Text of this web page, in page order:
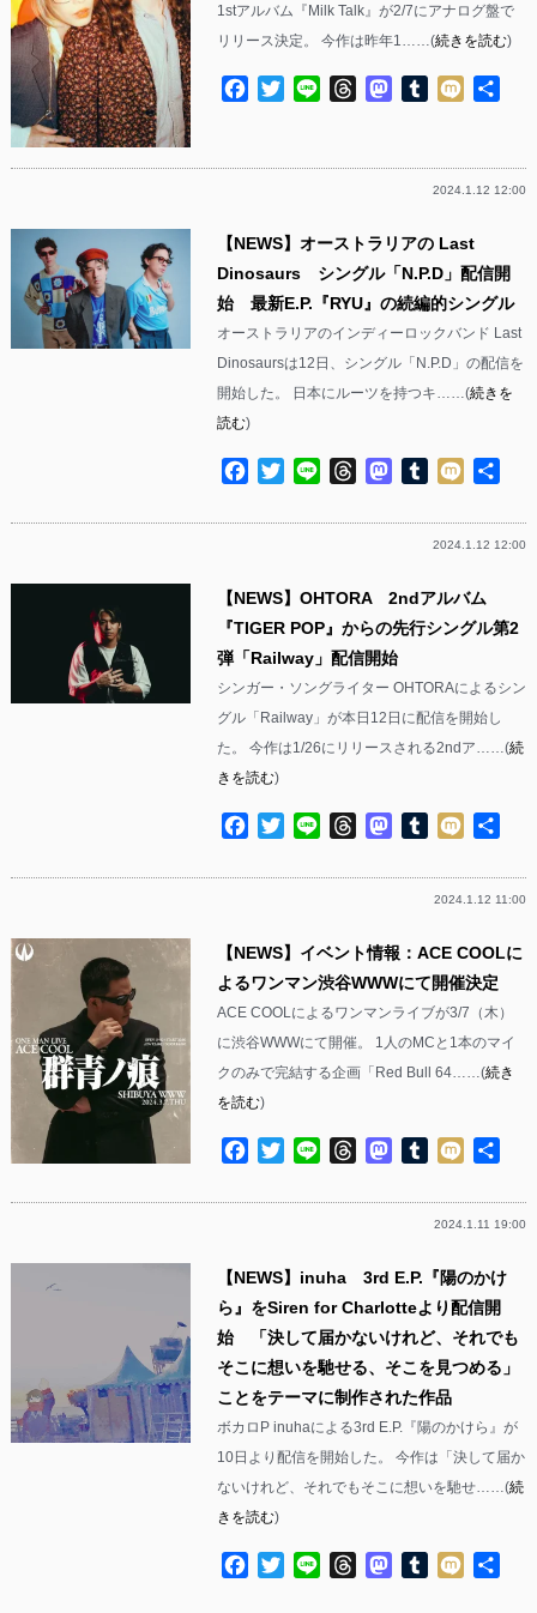
1stアルバム『Milk Talk』が2/7にアナログ盤で
リリース決定。 今作は昨年1……(続きを読む)
Facebook
TwitterLine ThreadsMastodon
Tumblr
Mixi
2024.1.12 12:00
【NEWS】オーストラリアの Last
Dinosaurs シングル「N.P.D」配信開
始 最新E.P.『RYU』の続編的シングル
オーストラリアのインディーロックバンド Last
Dinosaursは12日、シングル「N.P.D」の配信を
開始した。 日本にルーツを持つキ……(続きを
読む)
Facebook
TwitterLine ThreadsMastodon
Tumblr
Mixi
2024.1.12 12:00
【NEWS】OHTORA 2ndアルバム
『TIGER POP』からの先行シングル第2
弾「Railway」配信開始
シンガー・ソングライター OHTORAによるシン
グル「Railway」が本日12日に配信を開始し
た。 今作は1/26にリリースされる2ndア……(続
きを読む)
Facebook
TwitterLine ThreadsMastodon
Tumblr
Mixi
2024.1.12 11:00
【NEWS】イベント情報：ACE COOLに
よるワンマン渋谷WWWにて開催決定
ACE COOLによるワンマンライブが3/7（木）
に渋谷WWWにて開催。 1人のMCと1本のマイ
クのみで完結する企画「Red Bull 64……(続き
を読む)
Facebook
TwitterLine ThreadsMastodon
Tumblr
Mixi
2024.1.11 19:00
【NEWS】inuha 3rd E.P.『陽のかけ
ら』をSiren for Charlotteより配信開
始 「決して届かないけれど、それでも
そこに想いを馳せる、そこを見つめる」
ことをテーマに制作された作品
ボカロP inuhaによる3rd E.P.『陽のかけら』が
10日より配信を開始した。 今作は「決して届か
ないけれど、それでもそこに想いを馳せ……(続
きを読む)
Facebook
TwitterLine ThreadsMastodon
Tumblr
Mixi